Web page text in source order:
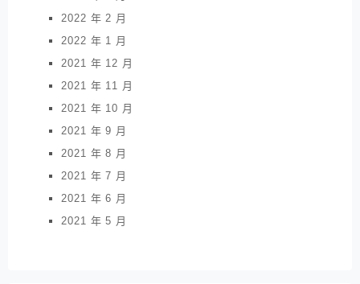
2022 年 2 月
2022 年 1 月
2021 年 12 月
2021 年 11 月
2021 年 10 月
2021 年 9 月
2021 年 8 月
2021 年 7 月
2021 年 6 月
2021 年 5 月